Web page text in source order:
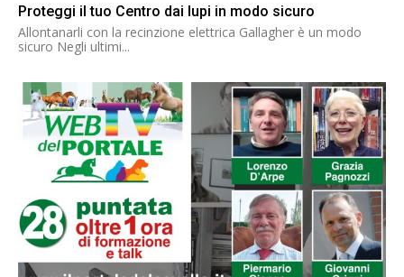
Proteggi il tuo Centro dai lupi in modo sicuro
Allontanarli con la recinzione elettrica Gallagher è un modo
sicuro Negli ultimi...